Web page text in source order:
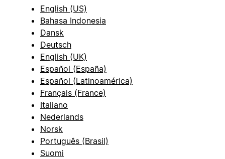
English (US)
Bahasa Indonesia
Dansk
Deutsch
English (UK)
Español (España)
Español (Latinoamérica)
Français (France)
Italiano
Nederlands
Norsk
Português (Brasil)
Suomi